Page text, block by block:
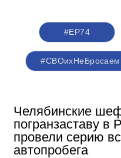
#ЕР74
#СВОихНеБросаем
Челябинские
погранзаставу в
провели серию
автопробега